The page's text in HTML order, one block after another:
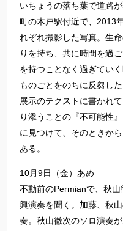
いちょうの落ち葉で道路
町の木戸駅付近で、2013
れぞれ撮影した写真。生
りを持ち、共に時間を過
を持つことなく過ぎてい
ものごとをのちに反芻し
展示のテクストに書かれ
り添うことの『不可能性
に見つけて、そのときか
ある。
10月9日（金）あめ
不動前のPermianで、秋
興演奏を聞く。加藤、秋
奏。秋山徹次のソロ演奏